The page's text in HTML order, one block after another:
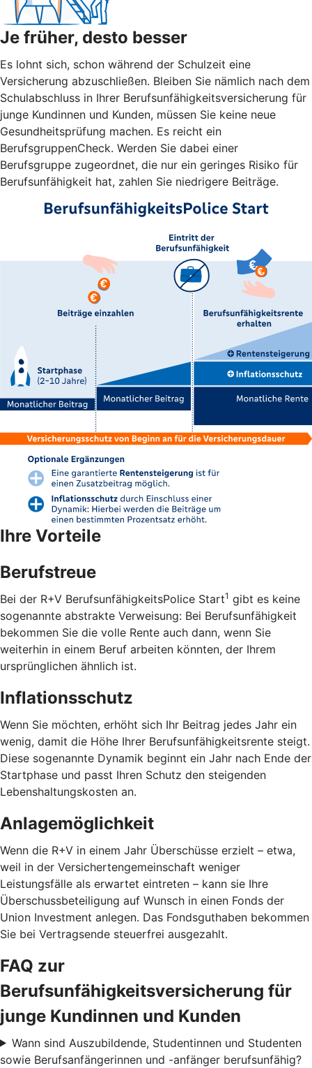
Je früher, desto besser
Es lohnt sich, schon während der Schulzeit eine
Versicherung abzuschließen. Bleiben Sie nämlich nach dem
Schulabschluss in Ihrer Berufsunfähigkeitsversicherung für
junge Kundinnen und Kunden, müssen Sie keine neue
Gesundheitsprüfung machen. Es reicht ein
BerufsgruppenCheck. Werden Sie dabei einer
Berufsgruppe zugeordnet, die nur ein geringes Risiko für
Berufsunfähigkeit hat, zahlen Sie niedrigere Beiträge.
Ihre Vorteile
Berufstreue
Bei der R+V BerufsunfähigkeitsPolice Start1 gibt es keine
sogenannte abstrakte Verweisung: Bei Berufsunfähigkeit
bekommen Sie die volle Rente auch dann, wenn Sie
weiterhin in einem Beruf arbeiten könnten, der Ihrem
ursprünglichen ähnlich ist.
Inflationsschutz
Wenn Sie möchten, erhöht sich Ihr Beitrag jedes Jahr ein
wenig, damit die Höhe Ihrer Berufsunfähigkeitsrente steigt.
Diese sogenannte Dynamik beginnt ein Jahr nach Ende der
Startphase und passt Ihren Schutz den steigenden
Lebenshaltungskosten an.
Anlagemöglichkeit
Wenn die R+V in einem Jahr Überschüsse erzielt – etwa,
weil in der Versichertengemeinschaft weniger
Leistungsfälle als erwartet eintreten – kann sie Ihre
Überschussbeteiligung auf Wunsch in einen Fonds der
Union Investment anlegen. Das Fondsguthaben bekommen
Sie bei Vertragsende steuerfrei ausgezahlt.
FAQ zur
Berufsunfähigkeitsversicherung für
junge Kundinnen und Kunden
Wann sind Auszubildende, Studentinnen und Studenten
sowie Berufsanfängerinnen und -anfänger berufsunfähig?